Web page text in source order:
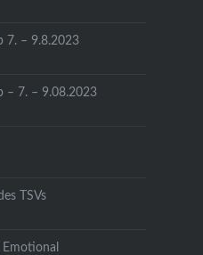
7. – 9.8.2023
– 7. – 9.08.2023
TSVs